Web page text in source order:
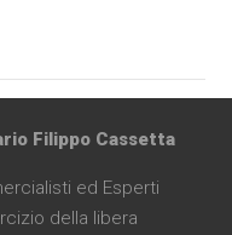
Filippo Cassetta
ed Esperti
della libera